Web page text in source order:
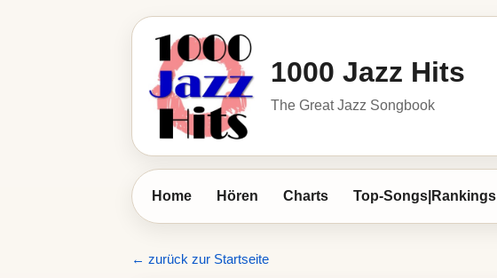
1000 Jazz Hits
The Great Jazz Songbook
Home Hören Charts Top-Songs|Rankings
← zurück zur Startseite